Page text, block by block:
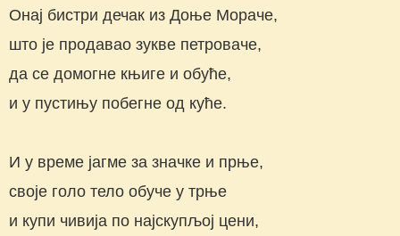
Онај бистри дечак из Доње Мораче,
што је продавао зукве петроваче,
да се домогне књиге и обуће,
и у пустињу побегне од куће.
И у време јагме за значке и прње,
своје голо тело обуче у трње
и купи чивија по најскупљој цени,